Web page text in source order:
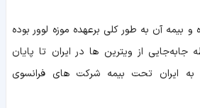
و بیمه آن به طور کلی برعهده موزه لوور بوده
جابه‌جایی از ویترین ها در ایران تا پایان
به ایران تحت بیمه شرکت های فرانسوی